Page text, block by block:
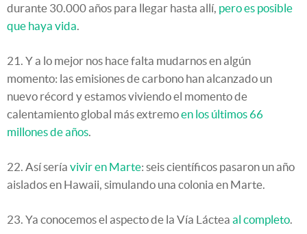
durante 30.000 años para llegar hasta allí, pero es posible
que haya vida
21. Y a lo mejor nos hace falta mudarnos en algún
momento: las emisiones de carbono han alcanzado un
nuevo récord y estamos viviendo el momento de
calentamiento global más extremoen los últimos 66
millones de años
22. Así sería vivir en Marte: seis científicos pasaron un año
aislados en Hawaii, simulando una colonia en Marte.
23. Ya conocemos el aspecto de la Vía Láctea al completo